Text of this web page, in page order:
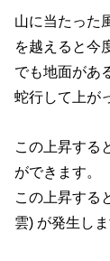
山に当たった
を越えると今
でも地面があ
蛇行して上が
この上昇する
ができます。
この上昇する
雲) が発生しま